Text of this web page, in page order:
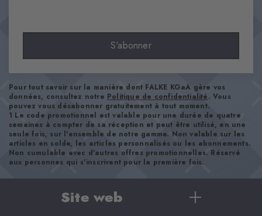
Confort
ultra-doux
A côtes
Renforts
aucun
Semelle
Normal
Style
casual
Numéro d'article
S'abonner
Pour tout savoir sur la manière dont FALKE KGaA gère vos
données, consultez notre Politique de confidentialité. Vous
pouvez vous désabonner gratuitement à tout moment.
1 Le code promotionnel est valable pour une durée de quatre
semaines à compter de sa réception et peut être utilisé, en une
seule fois, sur l'ensemble de notre gamme. Non valable sur les
articles en solde, les articles personnalisés ou les abonnements.
Non cumulable avec d'autres offres promotionnelles. Réservé
aux personnes qui s'inscrivent pour la première fois.
Site web